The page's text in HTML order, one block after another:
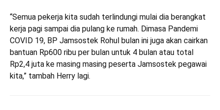
“Semua pekerja kita sudah terlindungi mulai dia berangkat
kerja pagi sampai dia pulang ke rumah. Dimasa Pandemi
COVID 19, BP Jamsostek Rohul bulan ini juga akan cairkan
bantuan Rp600 ribu per bulan untuk 4 bulan atau total
Rp2,4 juta ke masing masing peserta Jamsostek pegawai
kita,” tambah Herry lagi.